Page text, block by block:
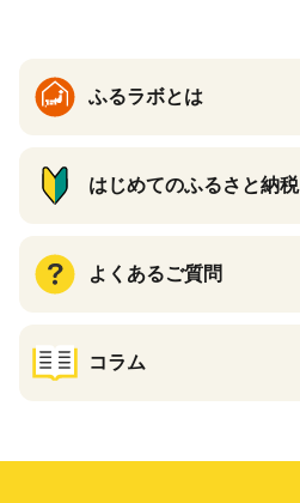
ふるラボとは
はじめてのふるさと納税
よくあるご質問
コラム